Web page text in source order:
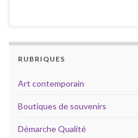
RUBRIQUES
Art contemporain
Boutiques de souvenirs
Démarche Qualité